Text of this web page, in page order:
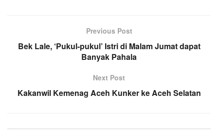
o
r
p
r
a
m
Previous Post
Bek Lale, ‘Pukul-pukul’ Istri di Malam Jumat dapat
Banyak Pahala
Next Post
Kakanwil Kemenag Aceh Kunker ke Aceh Selatan